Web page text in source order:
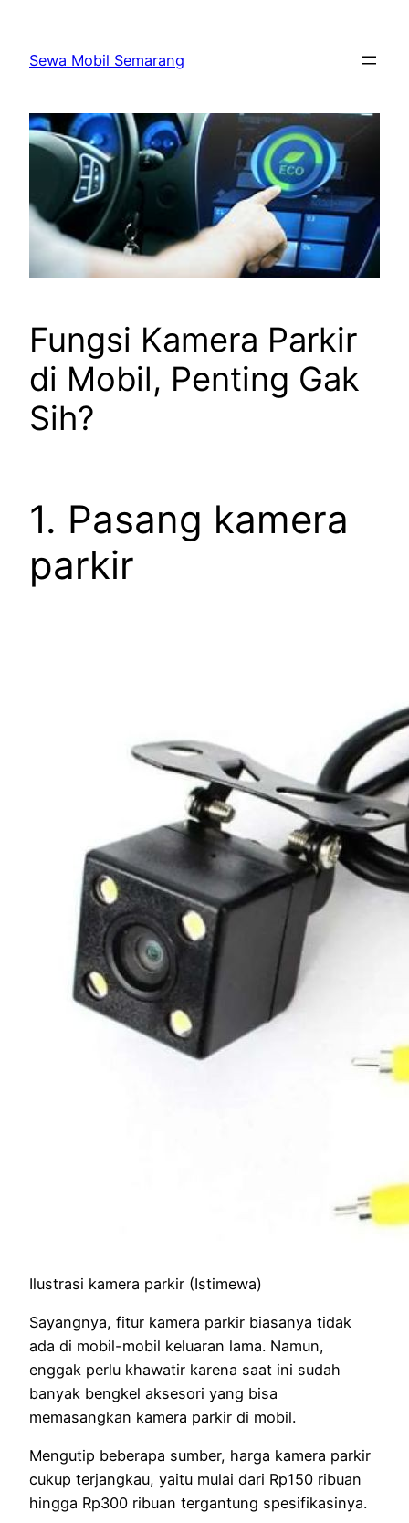
content
Sewa Mobil Semarang
Fungsi Kamera Parkir
di Mobil, Penting Gak
Sih?
1. Pasang kamera
parkir
Ilustrasi kamera parkir (Istimewa)
Sayangnya, fitur kamera parkir biasanya tidak
ada di mobil-mobil keluaran lama. Namun,
enggak perlu khawatir karena saat ini sudah
banyak bengkel aksesori yang bisa
memasangkan kamera parkir di mobil.
Mengutip beberapa sumber, harga kamera parkir
cukup terjangkau, yaitu mulai dari Rp150 ribuan
hingga Rp300 ribuan tergantung spesifikasinya.